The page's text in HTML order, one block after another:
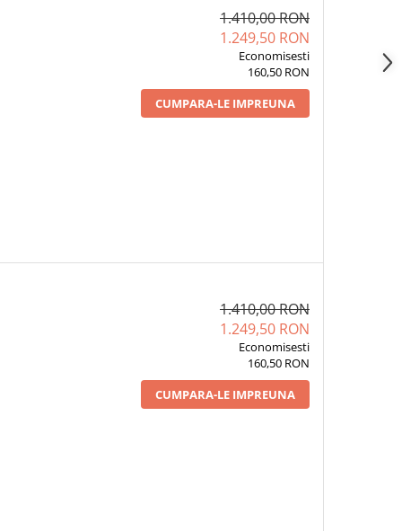
1.410,00 RON
1.249,50 RON
Economisesti
160,50 RON
CUMPARA-LE IMPREUNA
1.410,00 RON
1.249,50 RON
Economisesti
160,50 RON
CUMPARA-LE IMPREUNA